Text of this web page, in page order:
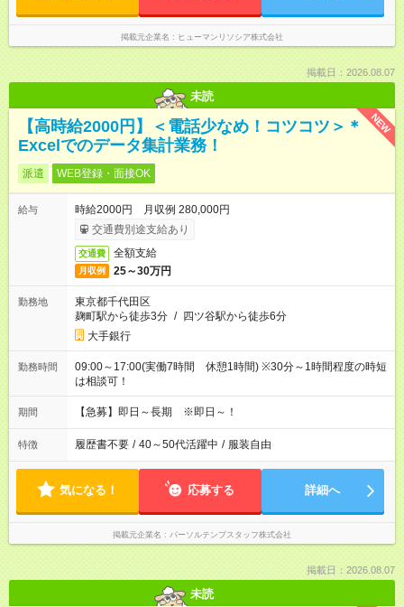
掲載元企業名 ヒューマンリソシア株式会社
掲載日：2026.08.07
未読
NEW
【高時給2000円】＜電話少なめ！コツコツ＞＊
Excelでのデータ集計業務！
派遣 WEB登録・面接OK
給与
時給2000円 月収例 280,000円
交通費別途支給あり
交通費 全額支給
月収例 25～30万円
勤務地
東京都千代田区
麹町駅から徒歩3分 / 四ツ谷駅から徒歩6分
大手銀行
勤務時間
09:00～17:00(実働7時間 休憩1時間) ※30分～1時間程度の時短
は相談可！
期間 【急募】即日～長期 ※即日～！
特徴 履歴書不要 / 40～50代活躍中 / 服装自由
気になる！ 応募する 詳細へ
掲載元企業名 パーソルテンプスタッフ株式会社
掲載日：2026.08.07
未読